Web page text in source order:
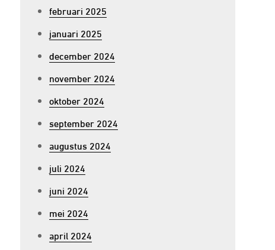
februari 2025
januari 2025
december 2024
november 2024
oktober 2024
september 2024
augustus 2024
juli 2024
juni 2024
mei 2024
april 2024